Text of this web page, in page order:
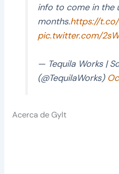
info to come in the
months.https://t.co/
pic.twitter.com/
— Tequila Works |
(@TequilaWorks)
Acerca de Gylt